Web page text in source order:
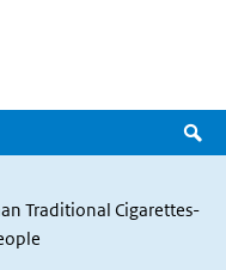
Traditional Cigarettes-